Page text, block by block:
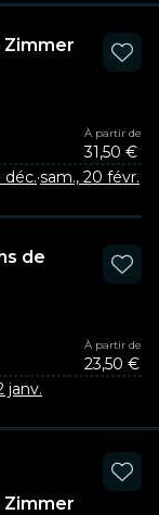
Zimmer
À partir de
31,50 €
déc.·sam., 20 févr.
de
À partir de
23,50 €
janv.
Zimmer